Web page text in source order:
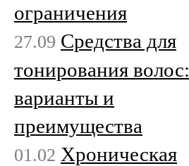
ограничения
27.09 Средства для
тонирования волос:
варианты и
преимущества
01.02 Хроническая